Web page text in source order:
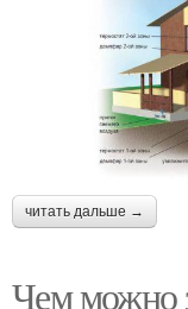
читать дальше →
Чем можно